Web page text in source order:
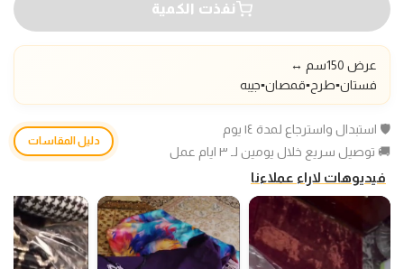
نفذت الكمية
عرض 150سم ↔️
فستان▪️طرح▪️قمصان▪️جيبه
🛡️ استبدال واسترجاع لمدة ١٤ يوم
🚚 توصيل سريع خلال يومين لـ ٣ ايام عمل
دليل المقاسات
فيديوهات لاراء عملاءنا